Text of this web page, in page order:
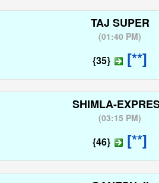
TAJ SUPER
(01:40 PM)
{35} [**]
SHIMLA-
(03:15 PM)
{46} [**]